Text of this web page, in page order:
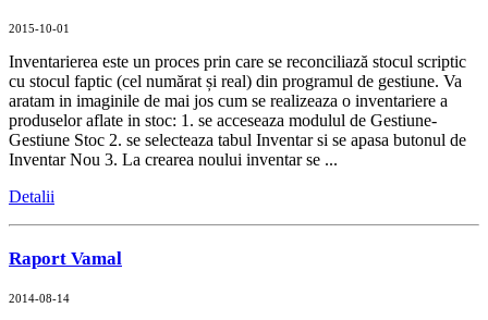
2015-10-01
Inventarierea este un proces prin care se reconciliază stocul scriptic
cu stocul faptic (cel numărat și real) din programul de gestiune. Va
aratam in imaginile de mai jos cum se realizeaza o inventariere a
produselor aflate in stoc: 1. se acceseaza modulul de Gestiune-
Gestiune Stoc 2. se selecteaza tabul Inventar si se apasa butonul de
Inventar Nou 3. La crearea noului inventar se ...
Detalii
Raport Vamal
2014-08-14